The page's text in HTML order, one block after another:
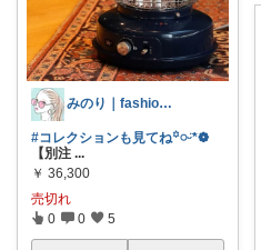
みのり｜fashion暮らしꕤ︎︎·͜·
#コレクションも見てね꙳𓏸ᵕ̈*❁
【別注 ...
￥ 36,300
売切れ
0 0 5